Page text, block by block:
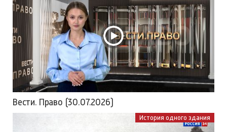
Вести. Право (30.07.2026)
История одного здания